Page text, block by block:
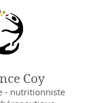
Coy
- nutritionniste